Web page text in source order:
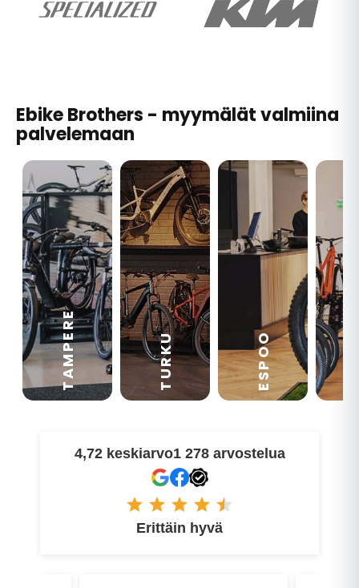
Ebike Brothers - myymälät valmiina
palvelemaan
TAMPERE TURKU ESPOO
4,72 keskiarvo1 278 arvostelua
Erittäin hyvä